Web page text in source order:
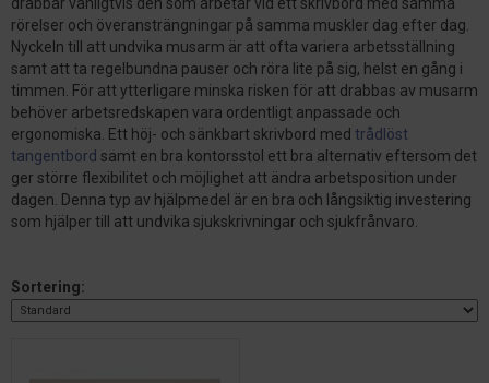
rörelser och överansträngningar på samma muskler dag efter dag.
Nyckeln till att undvika musarm är att ofta variera arbetsställning
samt att ta regelbundna pauser och röra lite på sig, helst en gång i
timmen. För att ytterligare minska risken för att drabbas av musarm
behöver arbetsredskapen vara ordentligt anpassade och
ergonomiska. Ett höj- och sänkbart skrivbord med trådlöst
tangentbord samt en bra kontorsstol ett bra alternativ eftersom det
ger större flexibilitet och möjlighet att ändra arbetsposition under
dagen. Denna typ av hjälpmedel är en bra och långsiktig investering
som hjälper till att undvika sjukskrivningar och sjukfrånvaro.
Sortering: